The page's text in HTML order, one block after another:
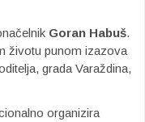
Goran Habuš.
životu punom izazova
grada Varaždina,
organizira